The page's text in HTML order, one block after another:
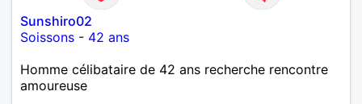
Sunshiro02
Soissons - 42 ans
Homme célibataire de 42 ans recherche rencontre
amoureuse